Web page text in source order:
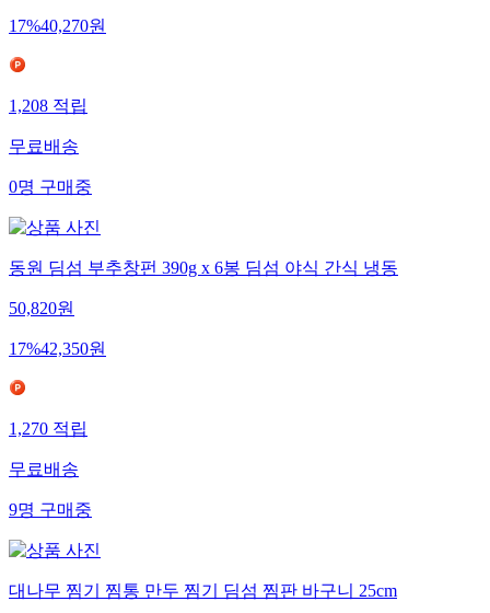
17%40,270원
1,208적립
무료배송
0명구매중
동원 딤섬 부추창펀 390g x 6봉 딤섬 야식 간식 냉동
50,820원
17%42,350원
1,270적립
무료배송
9명구매중
대나무 찜기 찜통 만두 찜기 딤섬 찜판 바구니 25cm